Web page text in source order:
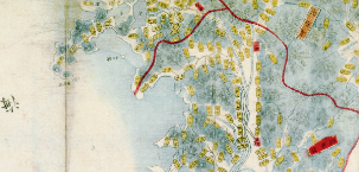
教育・スポーツ
・体育ノススメ～鍛えよからだ～